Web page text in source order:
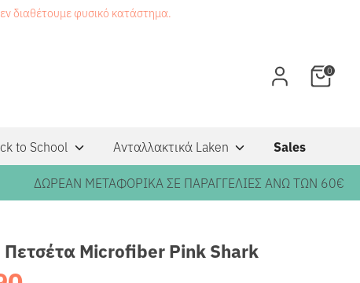
διαθέτουμε φυσικό κατάστημα.
0
to School Ανταλλακτικά Laken Sales
ΔΩΡΕΑΝ ΜΕΤΑΦΟΡΙΚΑ ΣΕ ΠΑΡΑΓΓΕΛΙΕΣ ΑΝΩ ΤΩΝ 60€
Πετσέτα Microfiber Pink Shark